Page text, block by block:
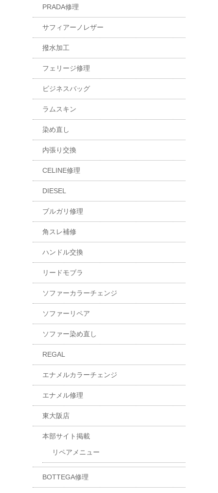
PRADA修理
サフィアーノレザー
撥水加工
フェリージ修理
ビジネスバッグ
ラムスキン
染め直し
内張り交換
CELINE修理
DIESEL
ブルガリ修理
角スレ補修
ハンドル交換
リードモブラ
ソファーカラーチェンジ
ソファーリペア
ソファー染め直し
REGAL
エナメルカラーチェンジ
エナメル修理
東大阪店
本部サイト掲載
リペアメニュー
BOTTEGA修理